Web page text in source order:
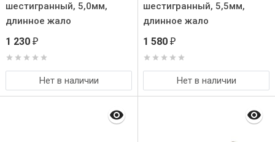
шестигранный, 5,0мм,
длинное жало
1 230 ₽
Нет в наличии
шестигранный, 5,5мм,
длинное жало
1 580 ₽
Нет в наличии